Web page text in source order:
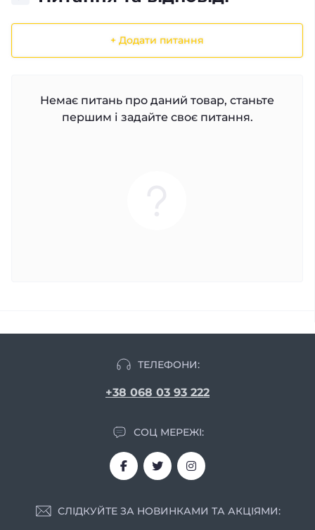
+ Додати питання
Немає питань про даний товар, станьте
першим і задайте своє питання.
ТЕЛЕФОНИ:
+38 068 03 93 222
СОЦ МЕРЕЖІ:
СЛІДКУЙТЕ ЗА НОВИНКАМИ ТА АКЦІЯМИ: